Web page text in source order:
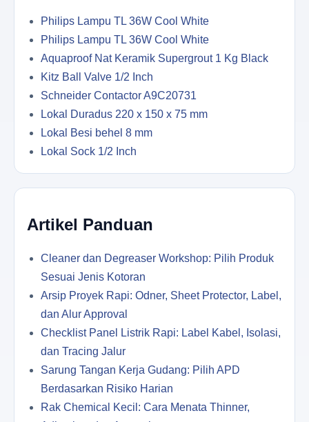
Philips Lampu TL 36W Cool White
Philips Lampu TL 36W Cool White
Aquaproof Nat Keramik Supergrout 1 Kg Black
Kitz Ball Valve 1/2 Inch
Schneider Contactor A9C20731
Lokal Duradus 220 x 150 x 75 mm
Lokal Besi behel 8 mm
Lokal Sock 1/2 Inch
Artikel Panduan
Cleaner dan Degreaser Workshop: Pilih Produk
Sesuai Jenis Kotoran
Arsip Proyek Rapi: Odner, Sheet Protector, Label,
dan Alur Approval
Checklist Panel Listrik Rapi: Label Kabel, Isolasi,
dan Tracing Jalur
Sarung Tangan Kerja Gudang: Pilih APD
Berdasarkan Risiko Harian
Rak Chemical Kecil: Cara Menata Thinner,